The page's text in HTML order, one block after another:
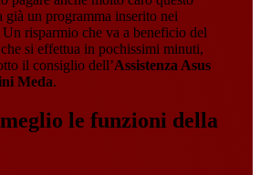
già un programma inserito nei
risparmio che va a beneficio del
si effettua in pochissimi minuti,
il consiglio dell’Assistenza Asus
Meda.
le funzioni della